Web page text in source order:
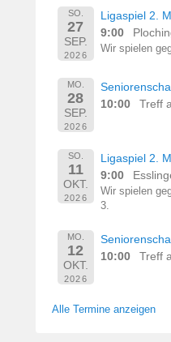
SO.
27
SEP.
2026
Ligaspiel 2.
9:00
Wir spielen
MO.
28
SEP.
2026
10:00
Treff
SO.
11
OKT.
2026
Ligaspiel 2.
9:00
Wir spielen
3.
MO.
12
OKT.
2026
10:00
Treff
Alle Termine anzeigen